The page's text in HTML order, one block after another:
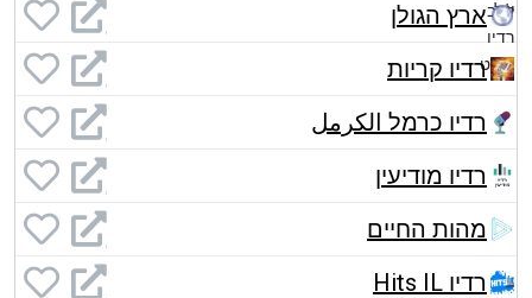
ארץ הגולן
רדיו קריות
רדיו כרמל الكرمل
רדיו מודיעין
מהות החיים
רדיו Hits IL